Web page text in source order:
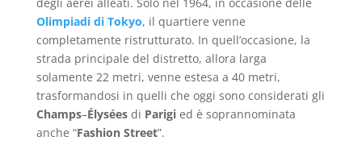
Olimpiadi di Tokyo, il quartiere venne
completamente ristrutturato. In quell’occasione, la
strada principale del distretto, allora larga
solamente 22 metri, venne estesa a 40 metri,
trasformandosi in quelli che oggi sono considerati gli
Champs–Élyséesdi Parigied è soprannominata
anche “Fashion Street”.